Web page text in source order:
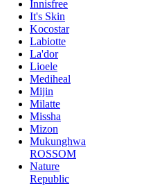
Innisfree
It's Skin
Kocostar
Labiotte
La'dor
Lioele
Mediheal
Mijin
Milatte
Missha
Mizon
Mukunghwa
ROSSOM
Nature
Republic